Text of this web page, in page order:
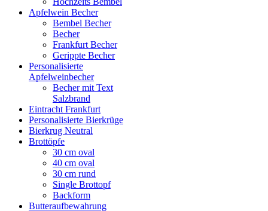
Apfelwein Becher
Bembel Becher
Becher
Frankfurt Becher
Gerippte Becher
Personalisierte
Apfelweinbecher
Becher mit Text
Salzbrand
Eintracht Frankfurt
Personalisierte Bierkrüge
Bierkrug Neutral
Brottöpfe
30 cm oval
40 cm oval
30 cm rund
Single Brottopf
Backform
Butteraufbewahrung